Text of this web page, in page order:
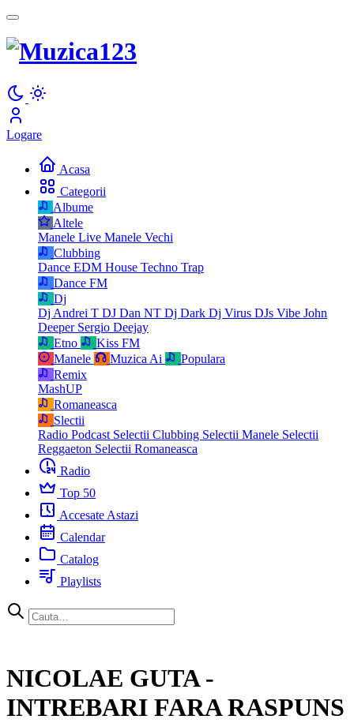
Logare
Acasa
Categorii
Albume
Altele
Manele Live Manele Vechi
Clubbing
Dance EDM House Techno Trap
Dance FM
Dj
Dj Andrei T DJ Dan NT Dj Dark Dj Virus DJs Vibe John
Deeper Sergio Deejay
Etno
Kiss FM
Manele
Muzica Ai
Populara
Remix
MashUP
Romaneasca
Slectii
Radio Podcast Selectii Clubbing Selectii Manele Selectii
Reggaeton Selectii Romaneasca
Radio
Top 50
Accesate Astazi
Calendar
Catalog
Playlists
NICOLAE GUTA -
INTREBARI FARA RASPUNS